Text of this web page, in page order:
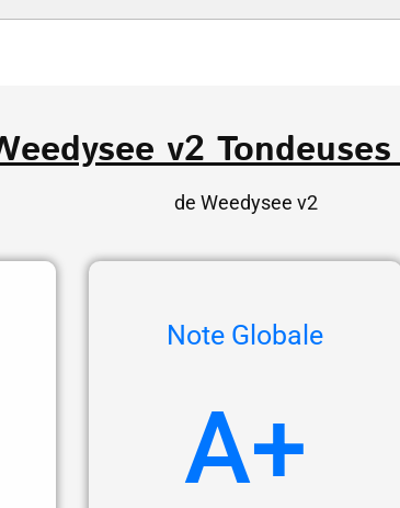
v2
de Weedysee v2
Note Globale
A+